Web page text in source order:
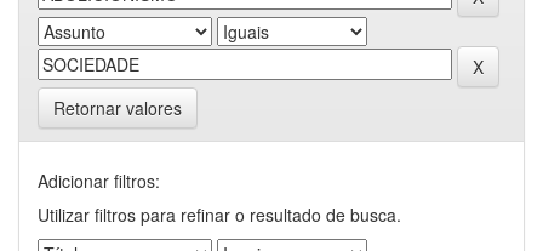
Retornar valores
Adicionar filtros:
Utilizar filtros para refinar o resultado de busca.